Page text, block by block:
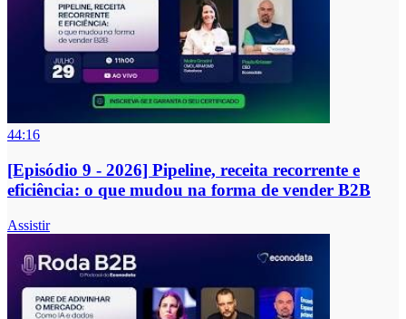
44:16
[Episódio 9 - 2026] Pipeline, receita recorrente e
eficiência: o que mudou na forma de vender B2B
Assistir